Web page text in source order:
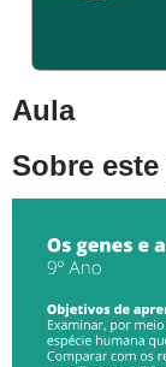
Aula
Sobre